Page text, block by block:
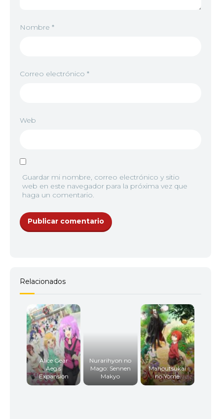
Nombre *
Correo electrónico *
Web
Guardar mi nombre, correo electrónico y sitio
web en este navegador para la próxima vez que
haga un comentario.
Relacionados
Alice Gear
Aegis
Expansion
Nurarihyon no
Mago: Sennen
Makyo
Mahoutsukai
no Yome